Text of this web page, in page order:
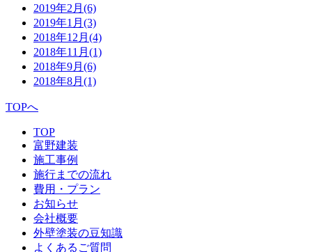
2019年2月 (6)
2019年1月 (3)
2018年12月 (4)
2018年11月 (1)
2018年9月 (6)
2018年8月 (1)
TOPへ
TOP
富野建装
施工事例
施行までの流れ
費用・プラン
お知らせ
会社概要
外壁塗装の豆知識
よくあるご質問